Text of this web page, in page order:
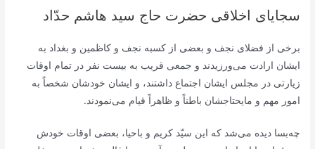
سجایای اخلاقی حضرت حاج سید هاشم حدّاد
برخی از فضلای نجف و بعضی از کسبه نجف و کاظمین و بغداد به
ایشان ارادت می‌ورزیدند و جمعی قریب به بیست نفر در تمام اوقات
زیارتی در مجلس ایشان اجتماع داشتند، و ایشان خودشان شخصاً به
امور مهم و مایحتاجشان باطناً و ظاهراً قیام می‌نمودند.
چه‌بسا دیده می‌شد که این سیّد کریم و باحیا، بعضی اوقات خودش